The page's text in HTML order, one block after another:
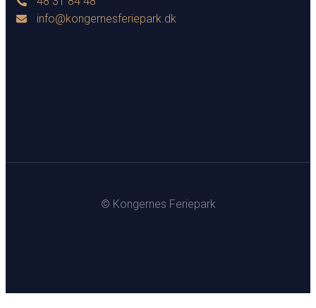
info@kongernesferiepark.dk
© Kongernes Feriepark